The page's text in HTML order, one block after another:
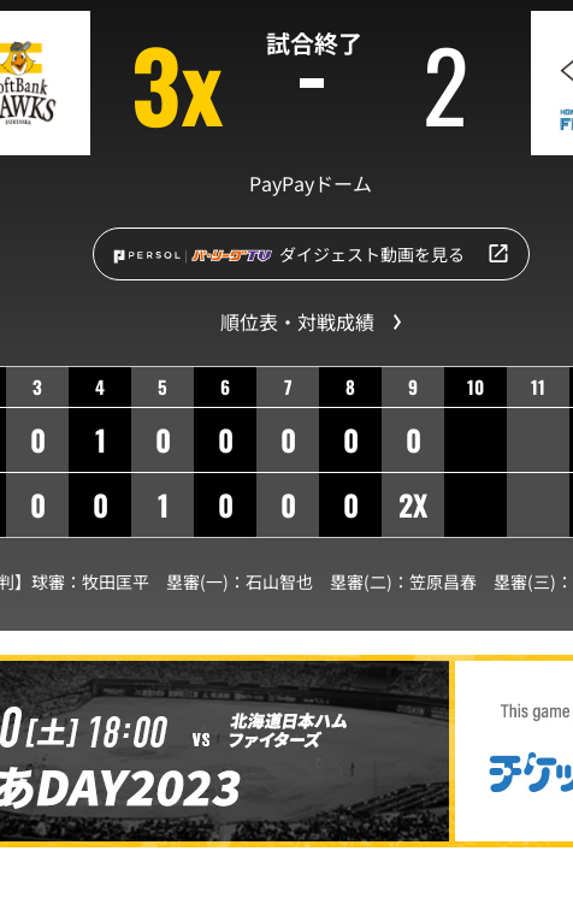
試合終了
3x 2
PayPayドーム
ダイジェスト動画を見る
順位表・対戦成績
3 4 5 6 7 8 9 10 11
0 1 0 0 0 0
0
0 0 1 0 0 0 2X
】球審： 牧田匡平 塁審(一)： 石山智也 塁審(二)： 笠原昌春 塁審(三)：